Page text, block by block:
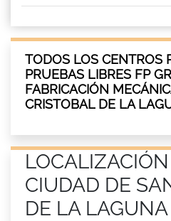
TODOS LOS CENTROS
PRUEBAS LIBRES FP
FABRICACIÓN
CRISTOBAL DE LA
CIUDAD DE
DE LA LAGUNA